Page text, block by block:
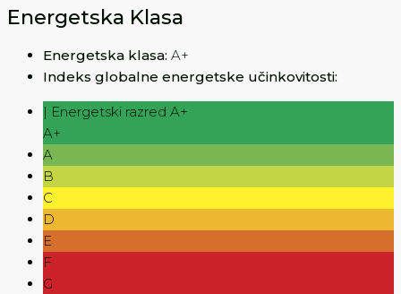
Energetska Klasa
Energetska klasa: A+
Indeks globalne energetske učinkovitosti:
| Energetski razred A+
A+
A
B
C
D
E
F
G